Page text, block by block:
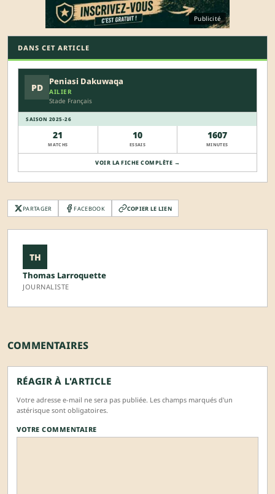
Publicité
DANS CET ARTICLE
PD
Peniasi Dakuwaqa
AILIER
Stade Français
SAISON 2025-26
21
MATCHS
10
ESSAIS
1607
MINUTES
VOIR LA FICHE COMPLÈTE →
PARTAGER FACEBOOK COPIER LE LIEN
TH
Thomas Larroquette
JOURNALISTE
COMMENTAIRES
RÉAGIR À L'ARTICLE
Votre adresse e-mail ne sera pas publiée. Les champs marqués d'un
astérisque sont obligatoires.
VOTRE COMMENTAIRE